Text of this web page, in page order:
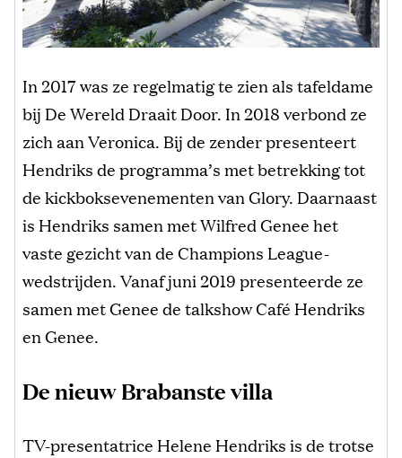
In 2017 was ze regelmatig te zien als tafeldame
bij De Wereld Draait Door. In 2018 verbond ze
zich aan Veronica. Bij de zender presenteert
Hendriks de programma’s met betrekking tot
de kickboksevenementen van Glory. Daarnaast
is Hendriks samen met Wilfred Genee het
vaste gezicht van de Champions League-
wedstrijden. Vanaf juni 2019 presenteerde ze
samen met Genee de talkshow Café Hendriks
en Genee.
De nieuw Brabanste villa
TV-presentatrice Helene Hendriks is de trotse